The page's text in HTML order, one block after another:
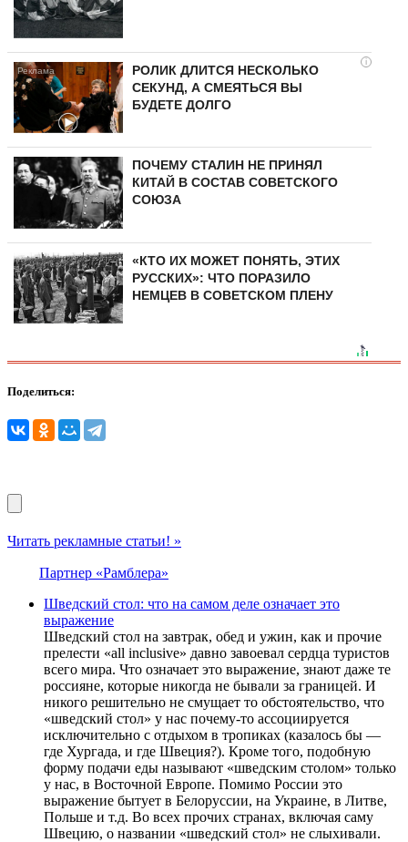
i
РОЛИК ДЛИТСЯ НЕСКОЛЬКО
СЕКУНД, А СМЕЯТЬСЯ ВЫ
БУДЕТЕ ДОЛГО
ПОЧЕМУ СТАЛИН НЕ ПРИНЯЛ
КИТАЙ В СОСТАВ СОВЕТСКОГО
СОЮЗА
«КТО ИХ МОЖЕТ ПОНЯТЬ, ЭТИХ
РУССКИХ»: ЧТО ПОРАЗИЛО
НЕМЦЕВ В СОВЕТСКОМ ПЛЕНУ
Поделиться:
Читать рекламные статьи! »
Партнер «Рамблера»
Шведский стол: что на самом деле означает это
выражение
Шведский стол на завтрак, обед и ужин, как и прочие
прелести «all inclusive» давно завоевал сердца туристов
всего мира. Что означает это выражение, знают даже те
россияне, которые никогда не бывали за границей. И
никого решительно не смущает то обстоятельство, что
«шведский стол» у нас почему-то ассоциируется
исключительно с отдыхом в тропиках (казалось бы —
где Хургада, и где Швеция?). Кроме того, подобную
форму подачи еды называют «шведским столом» только
у нас, в Восточной Европе. Помимо России это
выражение бытует в Белоруссии, на Украине, в Литве,
Польше и т.д. Во всех прочих странах, включая саму
Швецию, о названии «шведский стол» не слыхивали.